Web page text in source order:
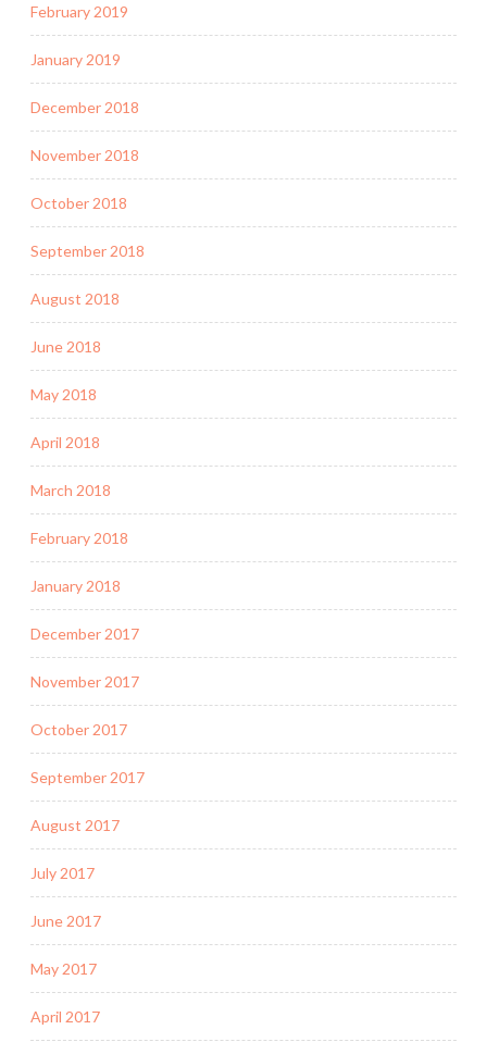
February 2019
January 2019
December 2018
November 2018
October 2018
September 2018
August 2018
June 2018
May 2018
April 2018
March 2018
February 2018
January 2018
December 2017
November 2017
October 2017
September 2017
August 2017
July 2017
June 2017
May 2017
April 2017